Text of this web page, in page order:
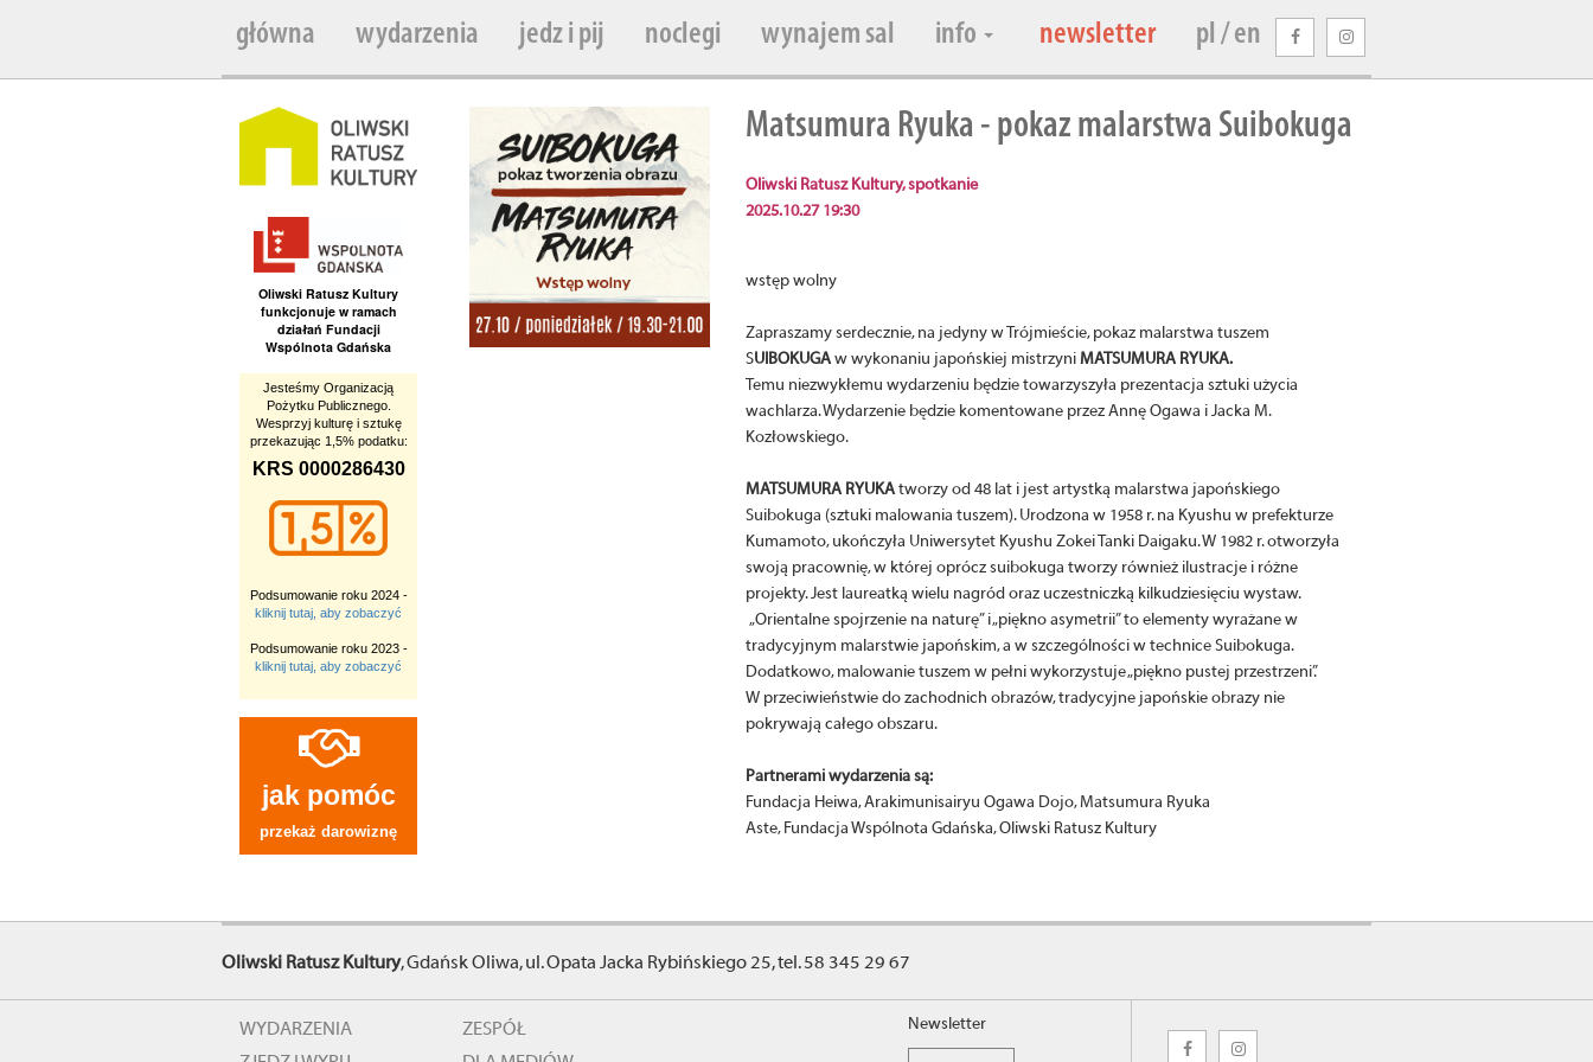
główna wydarzenia jedz i pij noclegi wynajem sal info newsletter pl / en
Oliwski Ratusz Kultury
funkcjonuje w ramach
działań Fundacji
Wspólnota Gdańska
Jesteśmy Organizacją
Pożytku Publicznego.
Wesprzyj kulturę i sztukę
przekazując 1,5% podatku:
KRS 0000286430
Podsumowanie roku 2024 -
kliknij tutaj, aby zobaczyć
Podsumowanie roku 2023 -
kliknij tutaj, aby zobaczyć
jak pomóc
przekaż darowiznę
Matsumura Ryuka - pokaz malarstwa Suibokuga
Oliwski Ratusz Kultury, spotkanie
2025.10.27 19:30
wstęp wolny
Zapraszamy serdecznie, na jedyny w Trójmieście, pokaz malarstwa tuszem
SUIBOKUGAw wykonaniu japońskiej mistrzyniMATSUMURA RYUKA.
Temu niezwykłemu wydarzeniu będzie towarzyszyła prezentacja sztuki użycia
wachlarza. Wydarzenie będzie komentowane przez Annę Ogawa i Jacka M.
Kozłowskiego.
MATSUMURA RYUKAtworzy od 48 lat i jest artystką malarstwa japońskiego
Suibokuga (sztuki malowania tuszem). Urodzona w 1958 r. na Kyushu w prefekturze
Kumamoto, ukończyła Uniwersytet Kyushu Zokei Tanki Daigaku. W 1982 r. otworzyła
swoją pracownię, w której oprócz suibokuga tworzy również ilustracje i różne
projekty. Jest laureatką wielu nagród oraz uczestniczką kilkudziesięciu wystaw.
„Orientalne spojrzenie na naturę” i „piękno asymetrii” to elementy wyrażane w
tradycyjnym malarstwie japońskim, a w szczególności w technice Suibokuga.
Dodatkowo, malowanie tuszem w pełni wykorzystuje „piękno pustej przestrzeni”.
W przeciwieństwie do zachodnich obrazów, tradycyjne japońskie obrazy nie
pokrywają całego obszaru.
Partnerami wydarzenia są:
Fundacja Heiwa, Arakimunisairyu Ogawa Dojo, Matsumura Ryuka
Aste, Fundacja Wspólnota Gdańska, Oliwski Ratusz Kultury
Oliwski Ratusz Kultury, Gdańsk Oliwa, ul. Opata Jacka Rybińskiego 25, tel. 58 345 29 67
WYDARZENIA
ZESPÓŁ
Newsletter